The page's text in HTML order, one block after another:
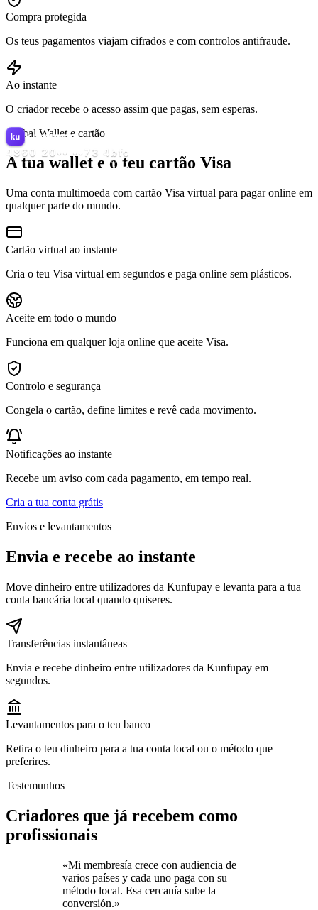
Compra protegida
Os teus pagamentos viajam cifrados e com controlos antifraude.
Ao instante
O criador recebe o acesso assim que pagas, sem esperas.
kunfupay
4860 20•• ••73 4bfc
TITULAR
KUNFU MAESTRO
VÁLIDA
12/30
Global Wallet e cartão
A tua wallet e o teu cartão Visa
Uma conta multimoeda com cartão Visa virtual para pagar online em
qualquer parte do mundo.
Cartão virtual ao instante
Cria o teu Visa virtual em segundos e paga online sem plásticos.
Aceite em todo o mundo
Funciona em qualquer loja online que aceite Visa.
Controlo e segurança
Congela o cartão, define limites e revê cada movimento.
Notificações ao instante
Recebe um aviso com cada pagamento, em tempo real.
Cria a tua conta grátis
Envios e levantamentos
Envia e recebe ao instante
Move dinheiro entre utilizadores da Kunfupay e levanta para a tua
conta bancária local quando quiseres.
Transferências instantâneas
Envia e recebe dinheiro entre utilizadores da Kunfupay em
segundos.
Levantamentos para o teu banco
Retira o teu dinheiro para a tua conta local ou o método que
preferires.
Testemunhos
Criadores que já recebem como
profissionais
«Mi membresía crece con audiencia de
varios países y cada uno paga con su
método local. Esa cercanía sube la
conversión.»